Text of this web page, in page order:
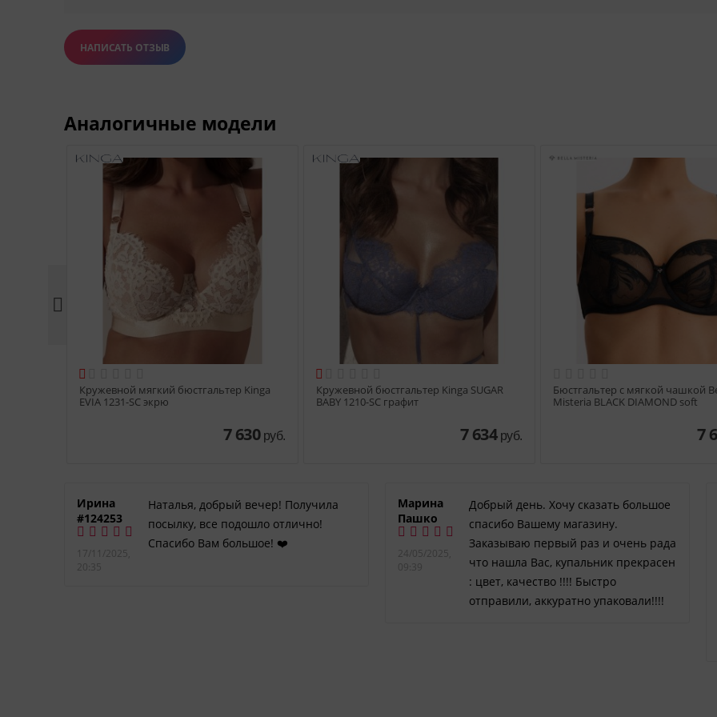
НАПИСАТЬ ОТЗЫВ
Аналогичные модели

Кружевной мягкий бюстгальтер Kinga
EVIA 1231-SC экрю
7 630 руб.

Кружевной бюстгальтер Kinga SUGAR
BABY 1210-SC графит
7 634 руб.
Бюстгальтер с мягкой чашкой
Misteria BLACK DIAMOND soft
7

Ирина
#124253
17/11/2025,
20:35
Наталья, добрый вечер! Получила
посылку, все подошло отлично!
Спасибо Вам большое! ❤️
Марина
Пашко
24/05/2025,
09:39
Добрый день. Хочу сказать большое
спасибо Вашему магазину.
Заказываю первый раз и очень рада
что нашла Вас, купальник прекрасен
: цвет, качество !!!! Быстро
отправили, аккуратно упаковали!!!!